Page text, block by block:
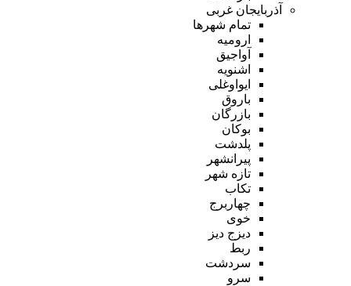
آذربایجان غربی
تمام شهر‌ها
ارومیه
آواجیق
اشنویه
ایواوغلی
باروق
بازرگان
بوکان
پلدشت
پیرانشهر
تازه شهر
تکاب
چهاربرج
خوی
دیزج دیز
ربط
سردشت
سرو